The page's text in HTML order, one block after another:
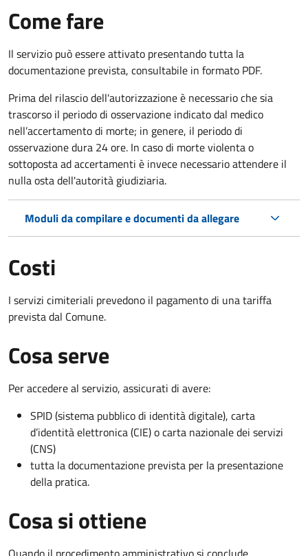
Come fare
Il servizio può essere attivato presentando tutta la
documentazione prevista, consultabile in formato PDF.
Prima del rilascio dell'autorizzazione è necessario che sia
trascorso il periodo di osservazione indicato dal medico
nell’accertamento di morte; in genere, il periodo di
osservazione dura 24 ore. In caso di morte violenta o
sottoposta ad accertamenti è invece necessario attendere il
nulla osta dell'autorità giudiziaria.
Moduli da compilare e documenti da allegare
Costi
I servizi cimiteriali prevedono il pagamento di una tariffa
prevista dal Comune.
Cosa serve
Per accedere al servizio, assicurati di avere:
SPID (sistema pubblico di identità digitale), carta
d’identità elettronica (CIE) o carta nazionale dei servizi
(CNS)
tutta la documentazione prevista per la presentazione
della pratica.
Cosa si ottiene